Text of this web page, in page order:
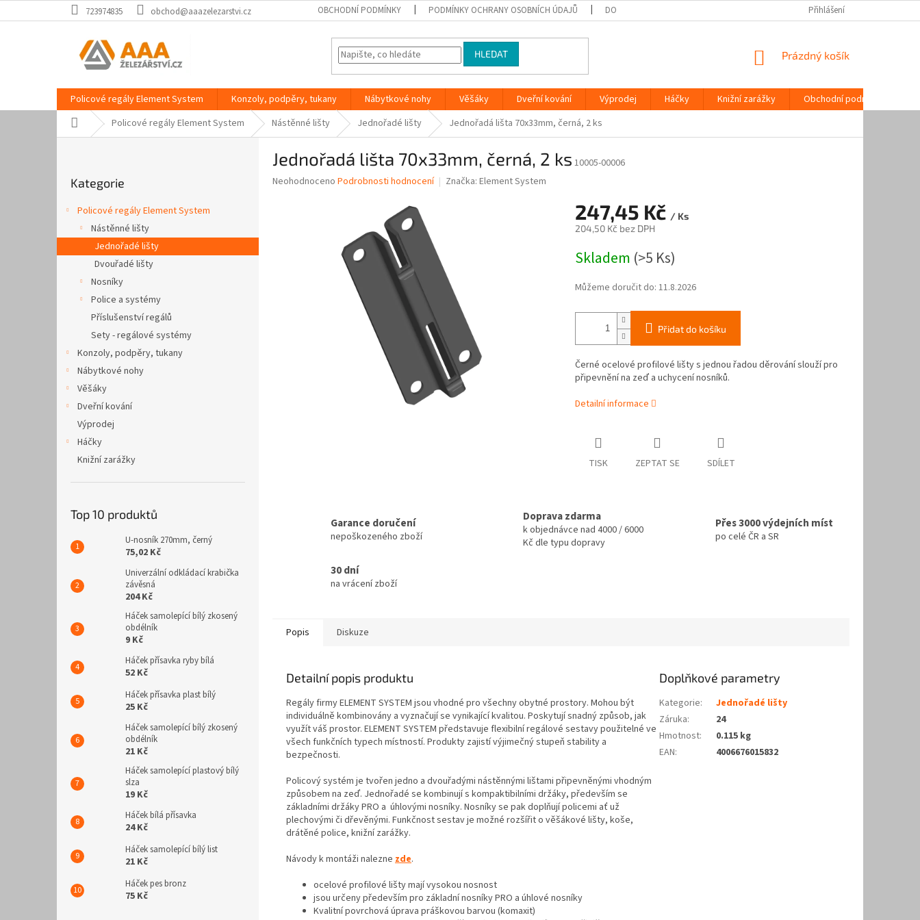
na
723974835 obchod@aaazelezarstvi.cz OBCHODNÍ PODMÍNKY PODMÍNKY OCHRANY OSOBNÍCH ÚDAJŮ DOPRAVA | ORIGINÁLNÍ REGÁLOVÉ SYSTÉMY | AAA ŽELEZÁŘSTVÍ
Přihlášení
HLEDAT
NÁKUPNÍ
Prázdný košík
Policové regály Element System Konzoly, podpěry, tukany Nábytkové nohy Věšáky Dveřní kování Výprodej Háčky Knižní zarážky Obchodní podmínky
Domů Policové regály Element System Nástěnné lišty Jednořadé lišty Jednořadá lišta 70x33mm, černá, 2 ks
n
kategorie
Kategorie
Policové regály Element System
Nástěnné lišty
Jednořadé lišty
Dvouřadé lišty
Nosníky
Police a systémy
Příslušenství regálů
Sety - regálové systémy
Konzoly, podpěry, tukany
Nábytkové nohy
Věšáky
Dveřní kování
Výprodej
Háčky
Knižní zarážky
Top 10 produktů
U-nosník 270mm, černý
75,02 Kč
Univerzální odkládací krabička
závěsná
204 Kč
Háček samolepící bílý zkosený
obdélník
9 Kč
Háček přísavka ryby bílá
52 Kč
Háček přísavka plast bílý
25 Kč
Háček samolepící bílý zkosený
obdélník
21 Kč
Háček samolepící plastový bílý
slza
19 Kč
Háček bílá přísavka
24 Kč
Háček samolepící bílý list
21 Kč
Háček pes bronz
75 Kč
Jednořadá lišta 70x33mm, černá, 2 ks 10005-00006
Průměrné
Neohodnoceno Podrobnosti hodnocení Značka: Element System
247,45 Kč / Ks
204,50 Kč bez DPH
cena:
Skladem (>5 Ks)
Můžeme doručit do: 11.8.2026
Přidat do košíku
Černé ocelové profilové lišty s jednou řadou děrování slouží pro
připevnění na zeď a uchycení nosníků.
Detailní informace
TISK ZEPTAT SE SDÍLET
Garance doručení
nepoškozeného zboží
Doprava zdarma
k objednávce nad 4000 / 6000
Kč dle typu dopravy
Přes 3000 výdejních míst
po celé ČR a SR
30 dní
na vrácení zboží
Popis Diskuze
Detailní popis produktu
Regály firmy ELEMENT SYSTEM jsou vhodné pro všechny obytné prostory. Mohou být
individuálně kombinovány a vyznačují se vynikající kvalitou. Poskytují snadný způsob, jak
využít váš prostor. ELEMENT SYSTEM představuje flexibilní regálové sestavy použitelné ve
všech funkčních typech místností. Produkty zajistí výjimečný stupeň stability a
bezpečnosti.
Policový systém je tvořen jedno a dvouřadými nástěnnými lištami připevněnými vhodným
způsobem na zeď. Jednořadé se kombinují s kompaktibilními držáky, především se
základními držáky PRO a úhlovými nosníky. Nosníky se pak doplňují policemi ať už
plechovými či dřevěnými. Funkčnost sestav je možné rozšířit o věšákové lišty, koše,
drátěné police, knižní zarážky.
Návody k montáži nalezne zde.
ocelové profilové lišty mají vysokou nosnost
jsou určeny především pro základní nosníky PRO a úhlové nosníky
Kvalitní povrchová úprava práškovou barvou (komaxit)
Doplňkové parametry
Kategorie:
Jednořadé lišty
Záruka:
24
Hmotnost:
0.115 kg
EAN: 4006676015832